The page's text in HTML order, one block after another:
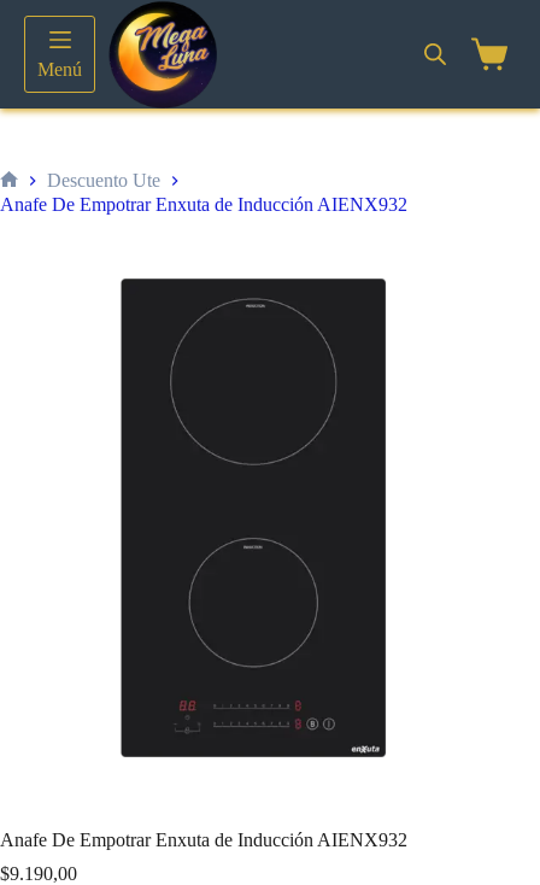
contenido
Menú
Inicio
Descuento Ute
Anafe De Empotrar Enxuta de Inducción AIENX932
Anafe De Empotrar Enxuta de Inducción AIENX932
$9.190,00